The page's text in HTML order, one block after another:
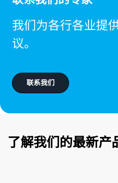
我们为各行各业提
议。
联系我们
了解我们的最新产